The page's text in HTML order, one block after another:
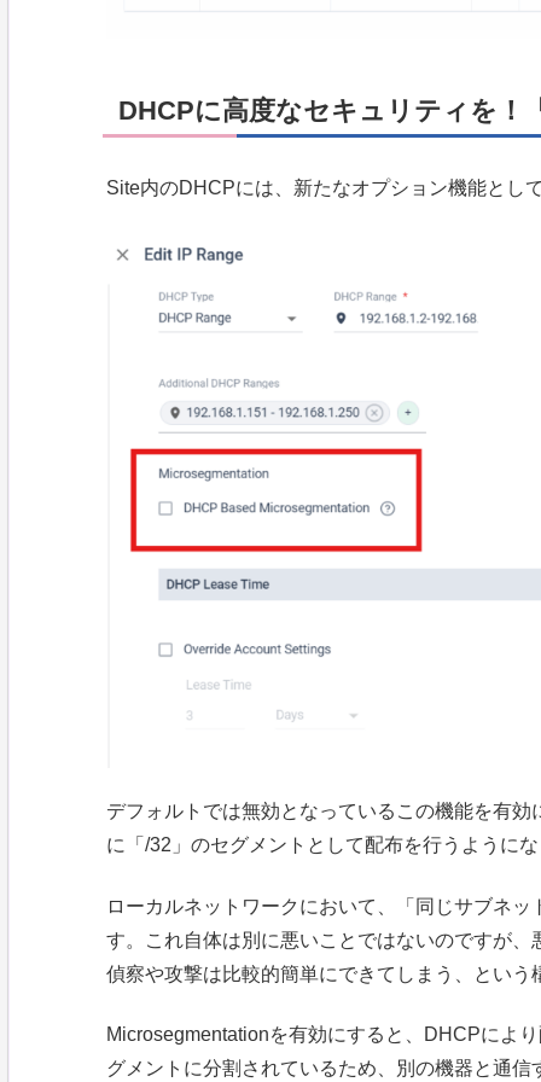
DHCPに高度なセキュリティを！
Site内のDHCPには、新たなオプション機能とし
デフォルトでは無効となっているこの機能を有
に「/32」のセグメントとして配布を行うように
ローカルネットワークにおいて、「同じサブネ
す。これ自体は別に悪いことではないのですが
偵察や攻撃は比較的簡単にできてしまう、とい
Microsegmentationを有効にすると、DHCPによ
グメントに分割されているため、別の機器と通